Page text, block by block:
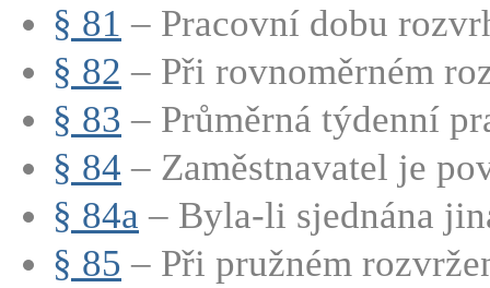
§ 81 – Pracovní dobu
§ 82 – Při rovnoměrném
§ 83 – Průměrná týdenní
§ 84 – Zaměstnavatel je
§ 84a – Byla-li sjednána
§ 85 – Při pružném